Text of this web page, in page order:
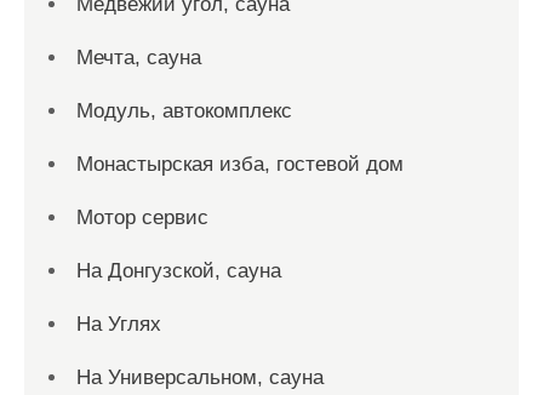
Мечта, сауна
Модуль, автокомплекс
Монастырская изба, гостевой дом
Мотор сервис
На Донгузской, сауна
На Углях
На Универсальном, сауна